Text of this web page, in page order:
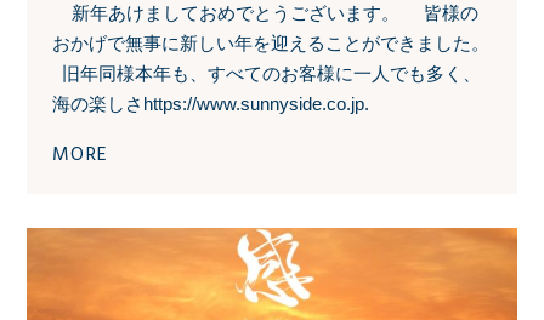
新年あけましておめでとうございます。 皆様の
おかげで無事に新しい年を迎えることができました。
旧年同様本年も、すべてのお客様に一人でも多く、
海の楽しさhttps://www.sunnyside.co.jp.
MORE